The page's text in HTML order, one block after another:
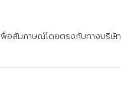
อสัมภาษณ์โดยตรงกับทางบริษัท